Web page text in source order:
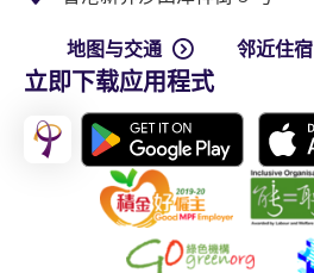
地图与交通 邻近住宿
立即下载应用程式